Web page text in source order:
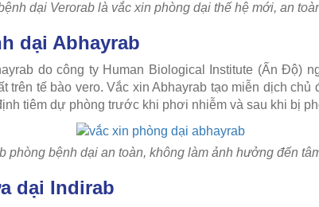
dại Verorab là vắc xin phòng dại thế hệ mới, an
dại Abhayrab
do công ty Human Biological Institute (Ấn Độ)
trên tế bào vero. Vắc xin Abhayrab tạo miễn dịch
tiêm dự phòng trước khi phơi nhiễm và sau khi bị
phòng bệnh dại an toàn, không làm ảnh hưởng đến
dại Indirab